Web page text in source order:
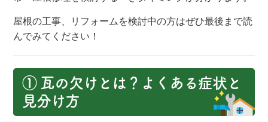
屋根の工事、リフォームを検討中の方はぜひ最後まで読
んでみてください！
① 瓦の欠けとは？よくある症状と
見分け方